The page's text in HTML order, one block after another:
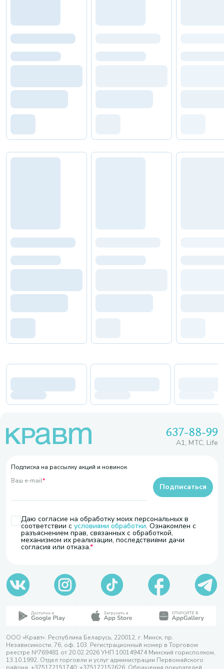
637-88-99
A1, МТС, Life
Подписка на рассылку акций и новинок
Ваш e-mail*
Даю согласие на обработку моих персональных в
соответствии с условиями обработки. Ознакомлен с
разъяснением прав, связанных с обработкой,
механизмом их реализации, последствиями дачи
согласия или отказа.
Подписаться
ООО «Кравт». Республика Беларусь, 220012, г. Минск, пр.
Независимости, 76, оф. 103. Регистрационный номер в Торговом
реестре №769481 от 20.02.2026 УНП 100149474 Минский горисполком,
13.10.1992. Отдел торговли и услуг администрации Первомайского